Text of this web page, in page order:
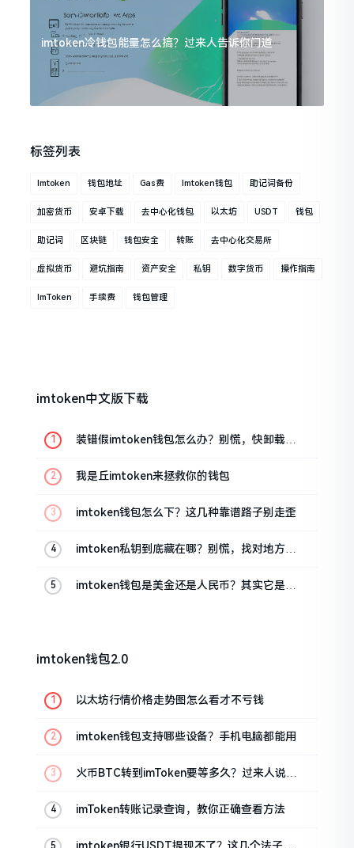
imtoken冷钱包能量怎么搞？过来人告诉你门道
标签列表
Imtoken 钱包地址 Gas费 Imtoken钱包 助记词备份
加密货币 安卓下载 去中心化钱包 以太坊 USDT 钱包
助记词 区块链 钱包安全 转账 去中心化交易所
虚拟货币 避坑指南 资产安全 私钥 数字货币 操作指南
ImToken 手续费 钱包管理
imtoken中文版下载
装错假imtoken钱包怎么办？别慌，快卸载，
我是丘imtoken来拯救你的钱包
imtoken钱包怎么下？这几种靠谱路子别走歪
imtoken私钥到底藏在哪？别慌，找对地方才
imtoken钱包是美金还是人民币？其实它是个
imtoken钱包2.0
以太坊行情价格走势图怎么看才不亏钱
imtoken钱包支持哪些设备？手机电脑都能用
火币BTC转到imToken要等多久？过来人说说
imToken转账记录查询，教你正确查看方法